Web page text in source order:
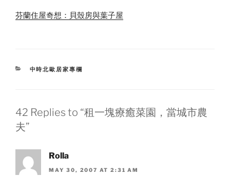
芬蘭住屋奇想：貝殼房與葉子屋
CATEGORIES
中時北歐居家專欄
42 Replies to “租一塊療癒菜園，當城市農
夫”
Rolla
MAY 30, 2007 AT 2:31 AM